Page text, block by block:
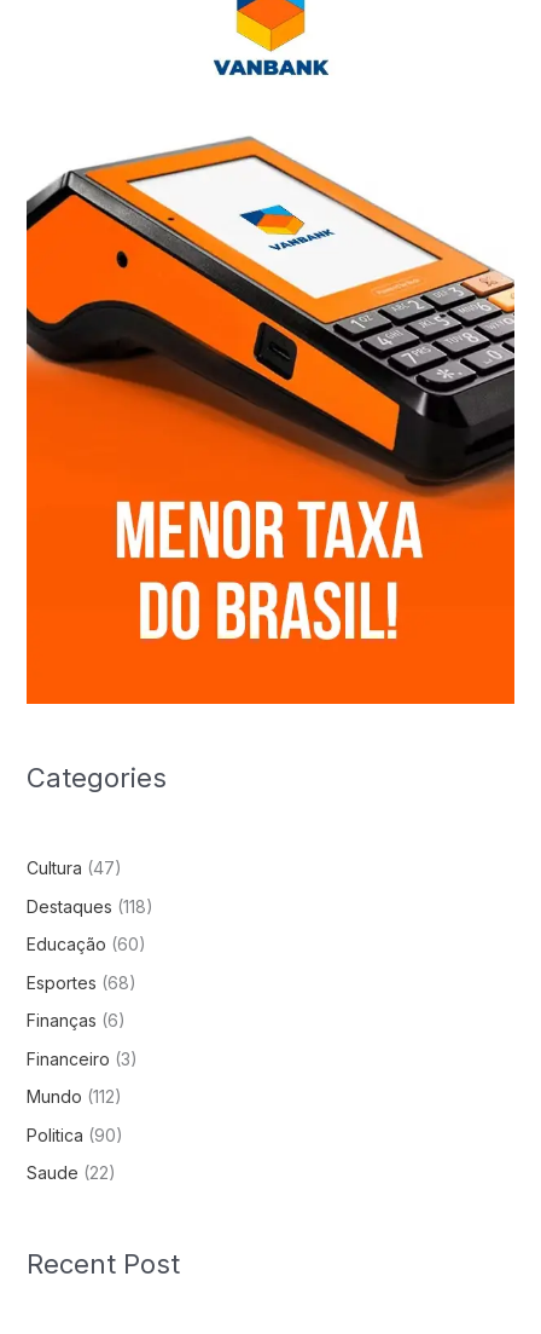
Categories
Cultura (47)
Destaques (118)
Educação (60)
Esportes (68)
Finanças (6)
Financeiro (3)
Mundo (112)
Politica (90)
Saude (22)
Recent Post